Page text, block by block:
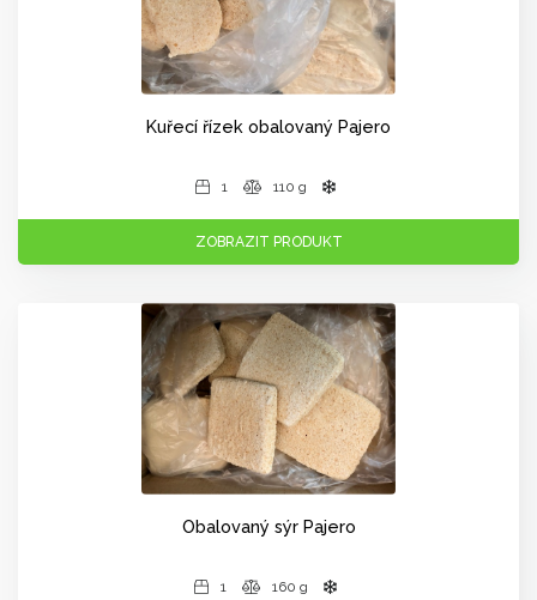
Kuřecí řízek obalovaný Pajero
1 110 g
ZOBRAZIT PRODUKT
Obalovaný sýr Pajero
1 160 g